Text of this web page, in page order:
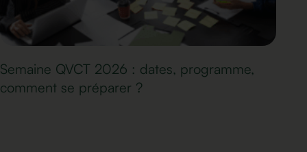
Semaine QVCT 2026 : dates, programme,
comment se préparer ?